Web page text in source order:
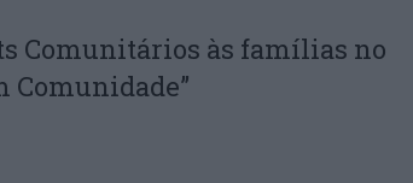
Comunitários às famílias no
Comunidade”